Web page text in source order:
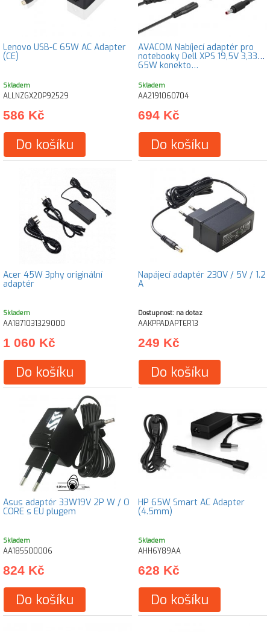
Lenovo USB-C 65W AC Adapter
(CE)
Skladem
ALLNZGX20P92529
586 Kč
Do košíku
AVACOM Nabíjecí adaptér pro
notebooky Dell XPS 19,5V 3,33A
65W konekto…
Skladem
AA2191060704
694 Kč
Do košíku
Acer 45W 3phy originální
adaptér
Skladem
AA1871031329000
1 060 Kč
Do košíku
Napájecí adaptér 230V / 5V / 1.2
A
Dostupnost: na dotaz
AAKPPADAPTER13
249 Kč
Do košíku
Asus adaptér 33W19V 2P W / O
CORE s EU plugem
Skladem
AA185500006
824 Kč
Do košíku
HP 65W Smart AC Adapter
(4.5mm)
Skladem
AHH6Y89AA
628 Kč
Do košíku